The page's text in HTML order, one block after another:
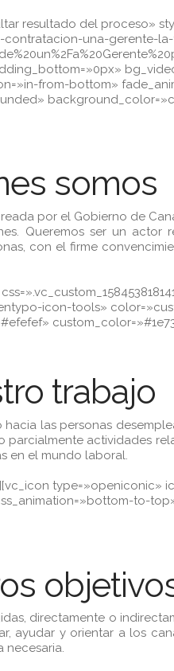
resultado del proceso»
contratacion-una-
from-bottom»
somos
por el Gobierno de
Queremos ser un
con el firme
icon-tools»
trabajo
las personas
actividades
en el mundo laboral.
type=»openiconic»
to-
directamente o
ayudar y orientar a los
necesaria.